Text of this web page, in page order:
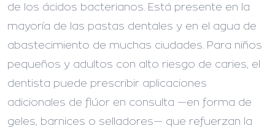
de los ácidos bacterianos. Está presente en la
mayoría de las pastas dentales y en el agua de
abastecimiento de muchas ciudades. Para niños
pequeños y adultos con alto riesgo de caries, el
dentista puede prescribir aplicaciones
adicionales de flúor en consulta —en forma de
geles, barnices o selladores— que refuerzan la